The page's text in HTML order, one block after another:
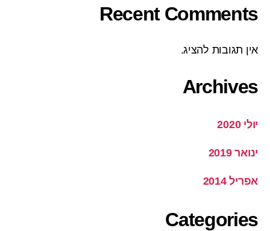
Recent Comments
אין תגובות להציג.
Archives
יולי 2020
ינואר 2019
אפריל 2014
Categories